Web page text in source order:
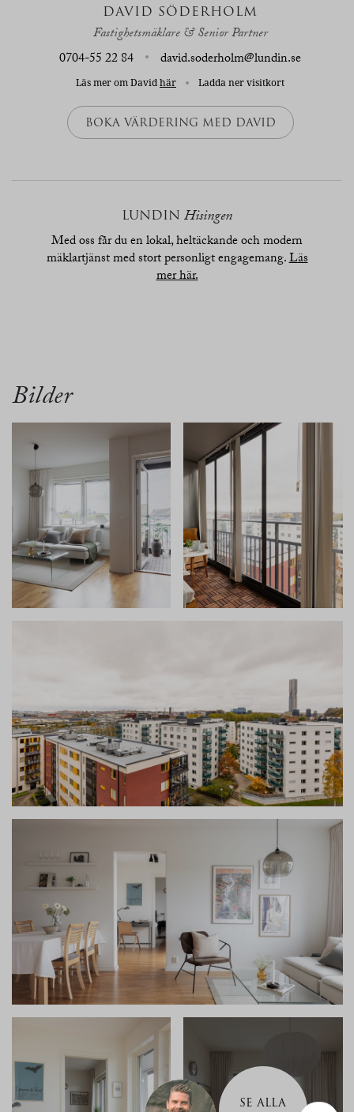
DAVID SÖDERHOLM
Fastighetsmäklare & Senior Partner
0704-55 22 84
david.soderholm@lundin.se
Läs mer om David här Ladda ner visitkort
BOKA VÄRDERING MED DAVID
LUNDIN Hisingen
Med oss får du en lokal, heltäckande och modern
mäklartjänst med stort personligt engagemang.Läs
mer här.
Bilder
SE ALLA